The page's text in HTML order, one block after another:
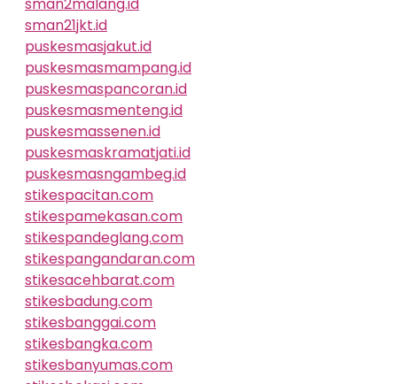
sman21jkt.id
puskesmasjakut.id
puskesmasmampang.id
puskesmaspancoran.id
puskesmasmenteng.id
puskesmassenen.id
puskesmaskramatjati.id
puskesmasngambeg.id
stikespacitan.com
stikespamekasan.com
stikespandeglang.com
stikespangandaran.com
stikesacehbarat.com
stikesbadung.com
stikesbanggai.com
stikesbangka.com
stikesbanyumas.com